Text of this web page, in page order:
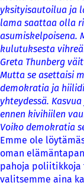
yksityisautoilua ja
lama saattaa olla
asumiskelpoisena.
kulutuksesta
Greta Thunberg
Mutta se asettaisi
demokratia ja
yhteydessä.
ennen kivihiilen
Voiko demokratia
Emme ole
oman
pahoja poliitikkoja
valitsemme aina